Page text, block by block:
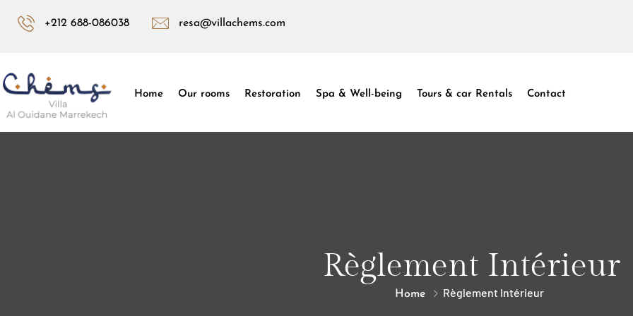
+212 688-086038 resa@villachems.com
Home Our rooms Restoration Spa & Well-being Tours & car Rentals Contact
Règlement Intérieur
Home Règlement Intérieur